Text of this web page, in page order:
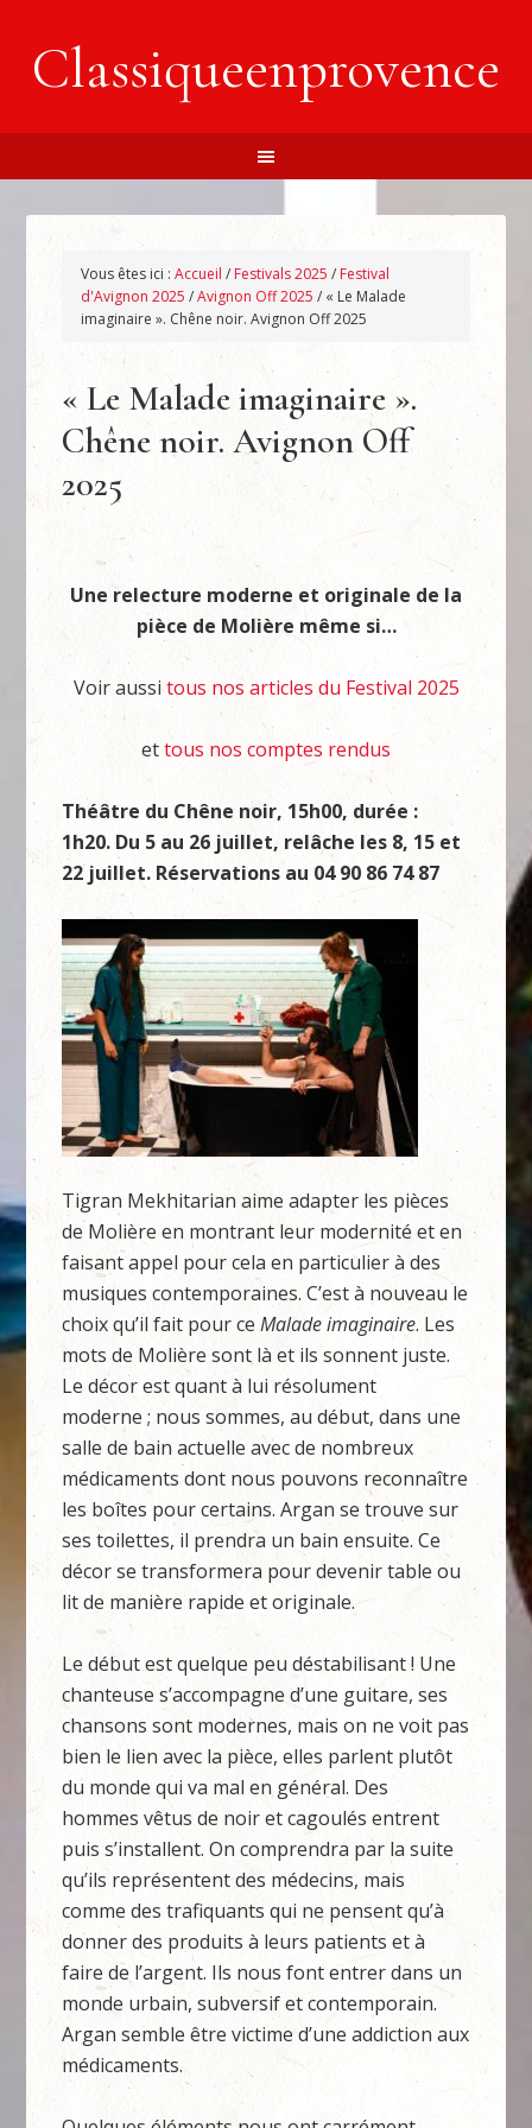
Classiqueenprovence
Vous êtes ici :Accueil / Festivals 2025 / Festival
d'Avignon 2025 /Avignon Off 2025 / « Le Malade
imaginaire ». Chêne noir. Avignon Off 2025
« Le Malade imaginaire ».
Chêne noir. Avignon Off
2025
Une relecture moderne et originale de la
pièce de Molière même si…
Voir aussi tous nos articles du Festival 2025
ettous nos comptes rendus
Théâtre du Chêne noir, 15h00, durée :
1h20. Du 5 au 26 juillet, relâche les 8, 15 et
22 juillet. Réservations au 04 90 86 74 87
Tigran Mekhitarian aime adapter les pièces
de Molière en montrant leur modernité et en
faisant appel pour cela en particulier à des
musiques contemporaines. C’est à nouveau le
choix qu’il fait pour ceMalade imaginaire. Les
mots de Molière sont là et ils sonnent juste.
Le décor est quant à lui résolument
moderne ; nous sommes, au début, dans une
salle de bain actuelle avec de nombreux
médicaments dont nous pouvons reconnaître
les boîtes pour certains. Argan se trouve sur
ses toilettes, il prendra un bain ensuite. Ce
décor se transformera pour devenir table ou
lit de manière rapide et originale.
Le début est quelque peu déstabilisant ! Une
chanteuse s’accompagne d’une guitare, ses
chansons sont modernes, mais on ne voit pas
bien le lien avec la pièce, elles parlent plutôt
du monde qui va mal en général. Des
hommes vêtus de noir et cagoulés entrent
puis s’installent. On comprendra par la suite
qu’ils représentent des médecins, mais
comme des trafiquants qui ne pensent qu’à
donner des produits à leurs patients et à
faire de l’argent. Ils nous font entrer dans un
monde urbain, subversif et contemporain.
Argan semble être victime d’une addiction aux
médicaments.